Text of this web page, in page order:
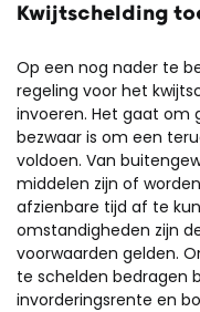
Kwijtschelding
Op een nog nader te
regeling voor het
invoeren. Het gaat om
bezwaar is om een
voldoen. Van
middelen zijn of
afzienbare tijd af te
omstandigheden zijn
voorwaarden gelden.
te schelden bedragen
invorderingsrente en